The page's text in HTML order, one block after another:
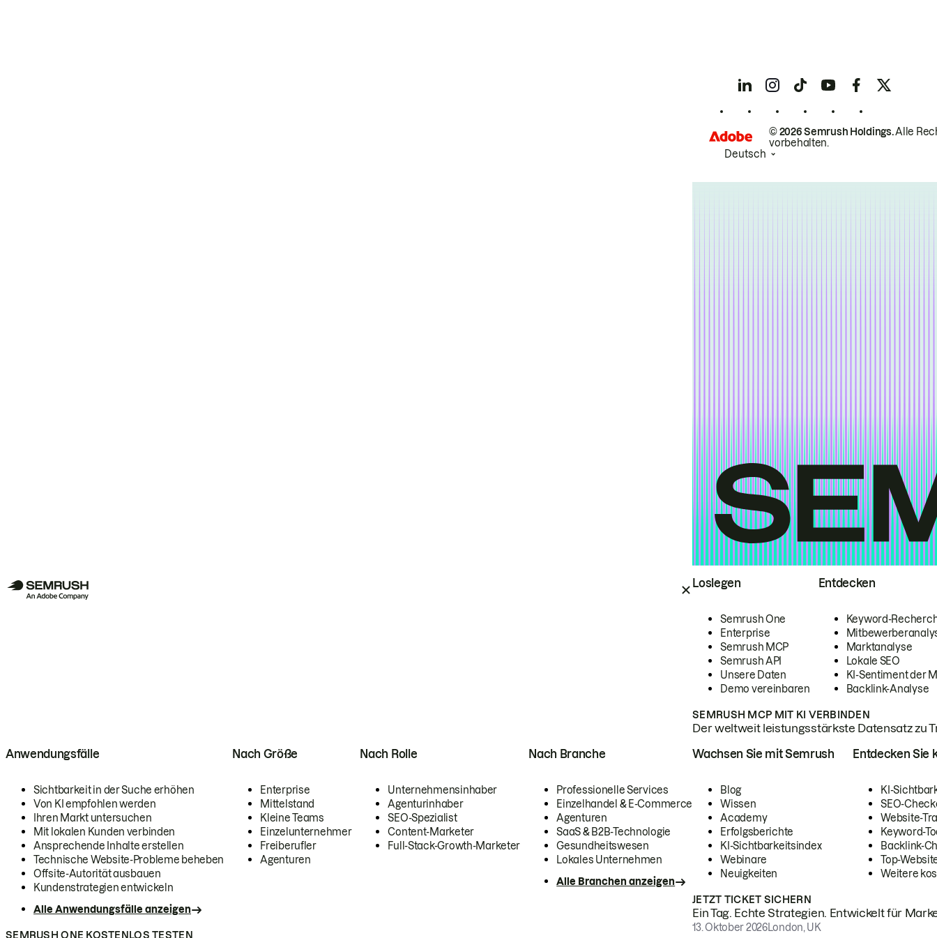
Loslegen
Semrush One
Enterprise
Semrush MCP
Semrush API
Unsere Daten
Demo vereinbaren
Entdecken
Keyword-
Marktanalyse
Lokale SEO
KI-Sentiment der
Backlink-Analyse
SEMRUSH MCP MIT KI VERBINDEN
Der weltweit leistungsstärkste Datensatz zu
Anwendungsfälle
Sichtbarkeit in der Suche erhöhen
Von KI empfohlen werden
Ihren Markt untersuchen
Mit lokalen Kunden verbinden
Ansprechende Inhalte erstellen
Technische Website-Probleme beheben
Offsite-Autorität ausbauen
Kundenstrategien entwickeln
Alle Anwendungsfälle anzeigen
Nach Größe
Enterprise
Mittelstand
Kleine Teams
Einzelunternehmer
Freiberufler
Agenturen
Nach Rolle
Unternehmensinhaber
Agenturinhaber
SEO-Spezialist
Content-Marketer
Full-Stack-Growth-Marketer
Nach Branche
Professionelle Services
Einzelhandel & E-Commerce
Agenturen
SaaS & B2B-Technologie
Gesundheitswesen
Lokales Unternehmen
Alle Branchen anzeigen
SEMRUSH ONE KOSTENLOS TESTEN
Wachsen Sie mit Semrush
Blog
Wissen
Academy
Erfolgsberichte
KI-Sichtbarkeitsindex
Webinare
Neuigkeiten
Entdecken Sie
KI-
SEO-
Website-
Keyword-
Backlink-
Top-
Weitere
JETZT TICKET SICHERN
Ein Tag. Echte Strategien. Entwickelt für
13. Oktober 2026London, UK
© 2026 Semrush Holdings.Alle
vorbehalten.
Deutsch